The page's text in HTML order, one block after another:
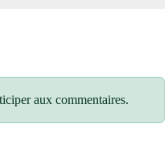
aux commentaires.